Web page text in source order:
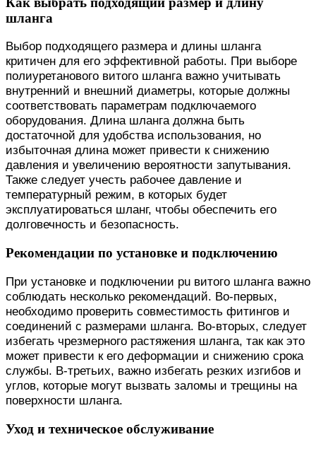
шланга
Выбор подходящего размера и длины шланга
критичен для его эффективной работы. При выборе
полиуретанового витого шланга важно учитывать
внутренний и внешний диаметры, которые должны
соответствовать параметрам подключаемого
оборудования. Длина шланга должна быть
достаточной для удобства использования, но
избыточная длина может привести к снижению
давления и увеличению вероятности запутывания.
Также следует учесть рабочее давление и
температурный режим, в которых будет
эксплуатироваться шланг, чтобы обеспечить его
долговечность и безопасность.
Рекомендации по установке и подключению
При установке и подключении pu витого шланга важно
соблюдать несколько рекомендаций. Во-первых,
необходимо проверить совместимость фитингов и
соединений с размерами шланга. Во-вторых, следует
избегать чрезмерного растяжения шланга, так как это
может привести к его деформации и снижению срока
службы. В-третьих, важно избегать резких изгибов и
углов, которые могут вызвать заломы и трещины на
поверхности шланга.
Уход и техническое обслуживание